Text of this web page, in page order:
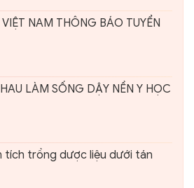
NAM THÔNG BÁO TUYỂN
LÀM SỐNG DẬY NỀN Y HỌC
tích trồng dược liệu dưới tán